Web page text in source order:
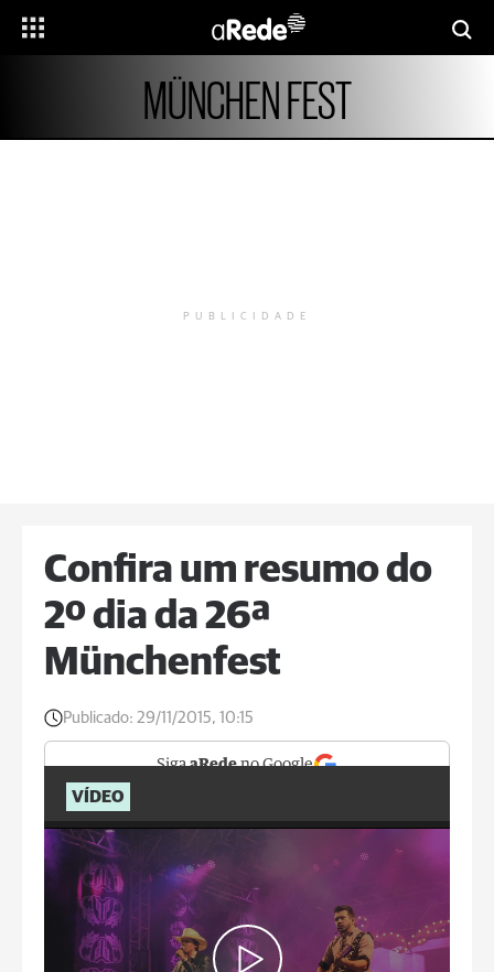
MÜNCHEN FEST
PUBLICIDADE
Confira um resumo do
2º dia da 26ª
Münchenfest
Publicado: 29/11/2015, 10:15
SigaaRedeno Google
VÍDEO